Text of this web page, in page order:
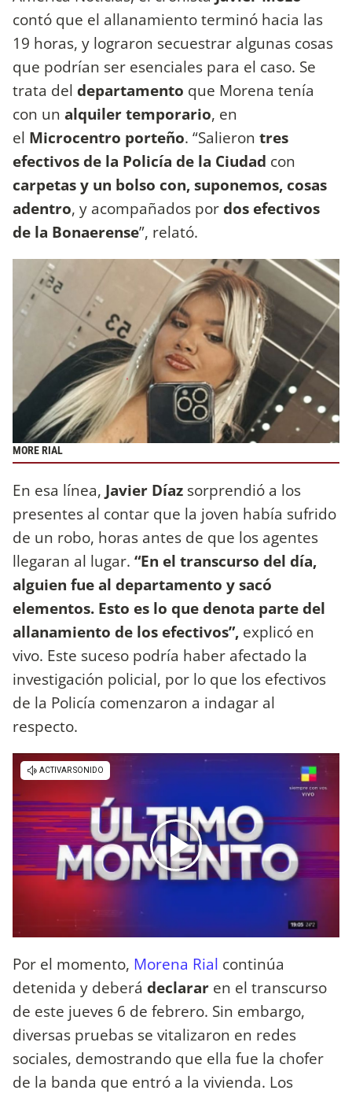
contó que el allanamiento terminó hacia las
19 horas, y lograron secuestrar algunas cosas
que podrían ser esenciales para el caso. Se
trata del departamento que Morena tenía
con un alquiler temporario, en
el Microcentro porteño. “Salieron tres
efectivos de la Policía de la Ciudad con
carpetas y un bolso con, suponemos, cosas
adentro, y acompañados pordos efectivos
de la Bonaerense”, relató.
MORE RIAL
En esa línea, Javier Díaz sorprendió a los
presentes al contar que la joven había sufrido
de un robo, horas antes de que los agentes
llegaran al lugar. “En el transcurso del día,
alguien fue al departamento y sacó
elementos. Esto es lo que denota parte del
allanamiento de los efectivos”, explicó en
vivo. Este suceso podría haber afectado la
investigación policial, por lo que los efectivos
de la Policía comenzaron a indagar al
respecto.
Por el momento, Morena Rial continúa
detenida y deberá declarar en el transcurso
de este jueves 6 de febrero. Sin embargo,
diversas pruebas se vitalizaron en redes
sociales, demostrando que ella fue la chofer
de la banda que entró a la vivienda. Los